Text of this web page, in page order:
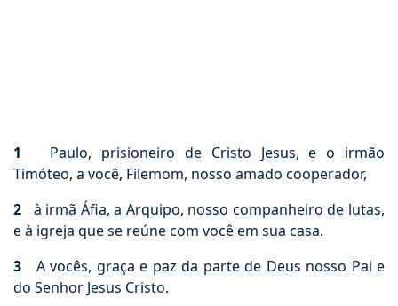
1 Paulo, prisioneiro de Cristo Jesus, e o irmão
Timóteo, a você, Filemom, nosso amado cooperador,
2 à irmã Áfia, a Arquipo, nosso companheiro de lutas,
e à igreja que se reúne com você em sua casa.
3 A vocês, graça e paz da parte de Deus nosso Pai e
do Senhor Jesus Cristo.